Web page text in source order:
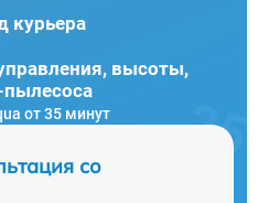
курьера
высоты,
от 35 минут
со